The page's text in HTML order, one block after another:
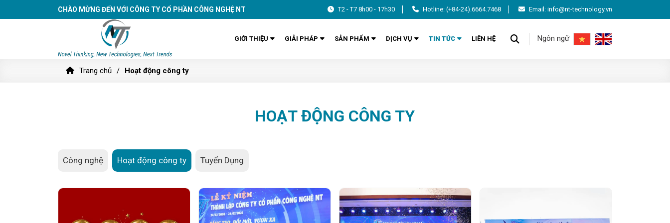
CHÀO MỪNG ĐẾN VỚI CÔNG TY CỔ PHẦN CÔNG NGHỆ NT T2 - T7 8h00 - 17h30 Hotline:(+84-24).6664.7468 Email: info@nt-technology.vn
GIỚI THIỆU GIẢI PHÁP SẢN PHẨM DỊCH VỤ TIN TỨC LIÊN HỆ Ngôn ngữ
Trang chủ Hoạt động công ty
HOẠT ĐỘNG CÔNG TY
Công nghệ Hoạt động công ty Tuyển Dụng